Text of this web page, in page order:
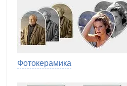
Фотокерамика